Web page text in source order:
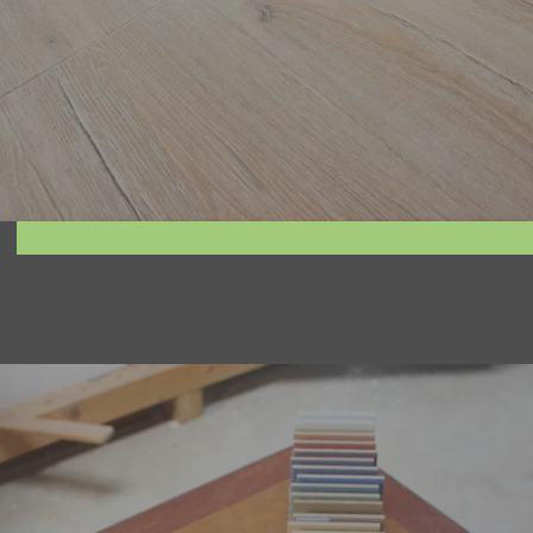
mehr erfahren
Entdecken Sie die zeitlose Eleganz und
vielfältigen Möglichkeiten von Kalkputz und